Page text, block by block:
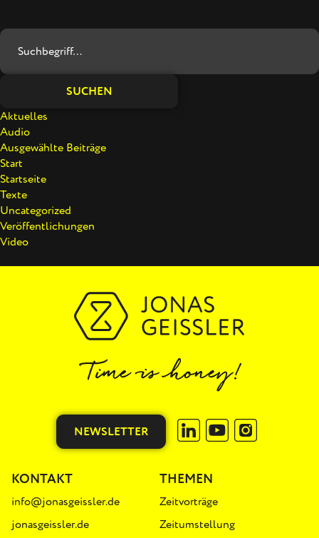
SUCHEN
Aktuelles
Audio
Ausgewählte Beiträge
Start
Startseite
Texte
Uncategorized
Veröffentlichungen
Video
NEWSLETTER
KONTAKT
info@jonasgeissler.de
jonasgeissler.de
THEMEN
Zeitvorträge
Zeitumstellung